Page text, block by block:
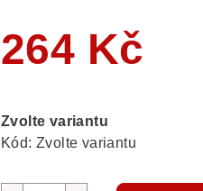
264 Kč
cena:
Zvolte variantu
Kód: Zvolte variantu